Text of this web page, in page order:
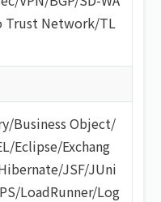
Trust Network/TL
/Business Object/
/Eclipse/Exchang
/JSF/JUni
/LoadRunner/Log